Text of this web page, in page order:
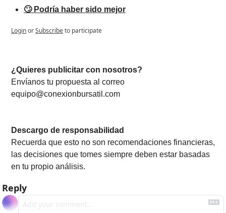
🙄 Podría haber sido mejor
LoginorSubscribeto participate
¿Quieres publicitar con nosotros?
equipo@conexionbursatil.com
Descargo de responsabilidad
Recuerda que esto no son recomendaciones financieras,
las decisiones que tomes siempre deben estar basadas
en tu propio análisis.
Reply